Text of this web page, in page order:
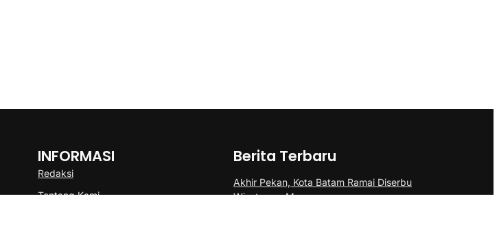
INFORMASI
Redaksi
Tentang Kami
Berita Terbaru
Akhir Pekan, Kota Batam Ramai Diserbu
Wisatawan Mancanegara